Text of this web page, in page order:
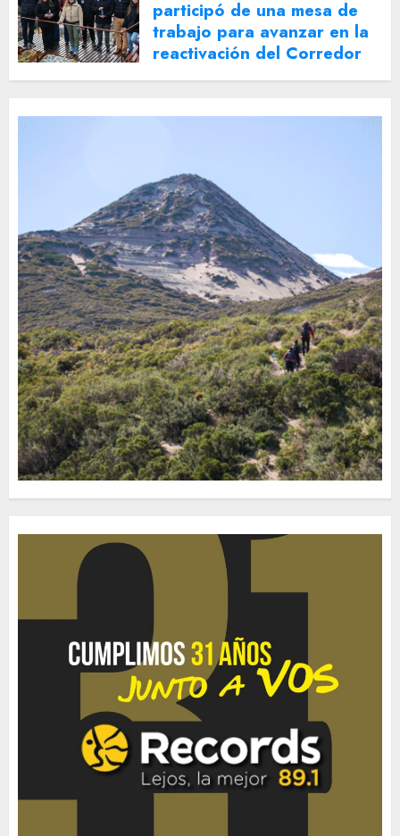
participó de una mesa de
trabajo para avanzar en la
reactivación del Corredor
Turístico Integrado